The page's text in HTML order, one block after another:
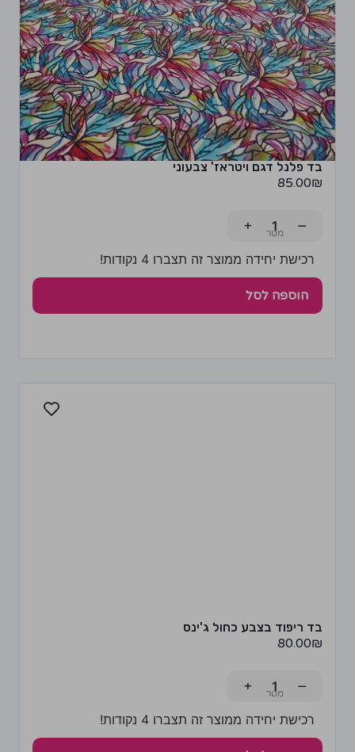
בד פלנל דגם ויטראז' צבעוני
85.00₪
−
+
רכישת יחידה ממוצר זה תצברו 4 נקודות!
הוספה לסל
בד ריפוד בצבע כחול ג'ינס
80.00₪
−
+
רכישת יחידה ממוצר זה תצברו 4 נקודות!